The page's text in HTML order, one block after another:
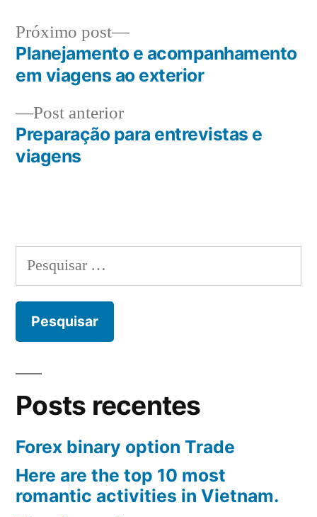
Navegação
Post
Post anteriorPost
anterior:
Preparação para entrevistas e
viagens
Próximo post
Próximo
post:
Planejamento e acompanhamento
em viagens ao exterior
Pesquisar
por:
Posts recentes
Forex binary option Trade
Here are the top 10 most
romantic activities in Vietnam.